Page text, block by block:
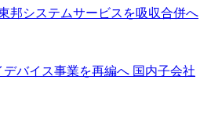
邦システムサービスを吸収合併へ
バイス事業を再編へ 国内子会社